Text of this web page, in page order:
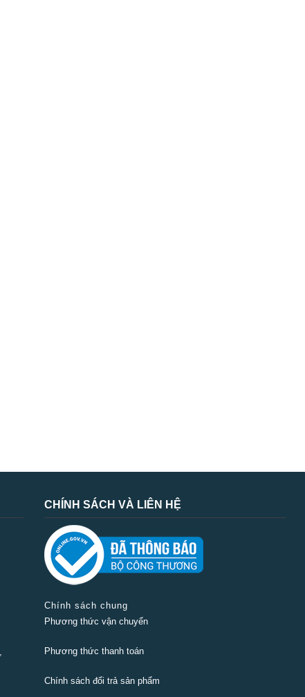
CHÍNH SÁCH VÀ LIÊN HỆ
Chính sách chung
Phương thức vận chuyển
Phương thức thanh toán
Chính sách đổi trả sản phẩm